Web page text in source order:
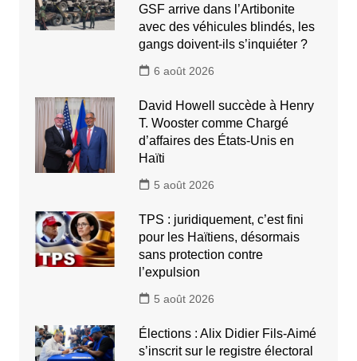
GSF arrive dans l’Artibonite
avec des véhicules blindés, les
gangs doivent-ils s’inquiéter ?
6 août 2026
David Howell succède à Henry
T. Wooster comme Chargé
d’affaires des États-Unis en
Haïti
5 août 2026
TPS : juridiquement, c’est fini
pour les Haïtiens, désormais
sans protection contre
l’expulsion
5 août 2026
Élections : Alix Didier Fils-Aimé
s’inscrit sur le registre électoral